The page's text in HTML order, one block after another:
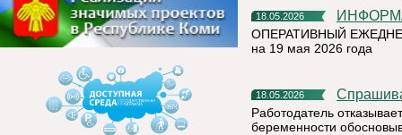
18.05.2026
ОПЕРАТИВНЫЙ
на 19 мая 2026 года
18.05.2026
Работодатель
беременности